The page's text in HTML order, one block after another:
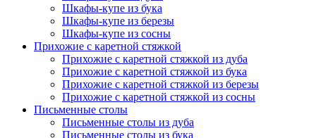
Шкафы-купе из бука
Шкафы-купе из березы
Шкафы-купе из сосны
Прихожие с каретной стяжкой
Прихожие с каретной стяжкой из дуба
Прихожие с каретной стяжкой из бука
Прихожие с каретной стяжкой из березы
Прихожие с каретной стяжкой из сосны
Письменные столы
Письменные столы из дуба
Письменные столы из бука